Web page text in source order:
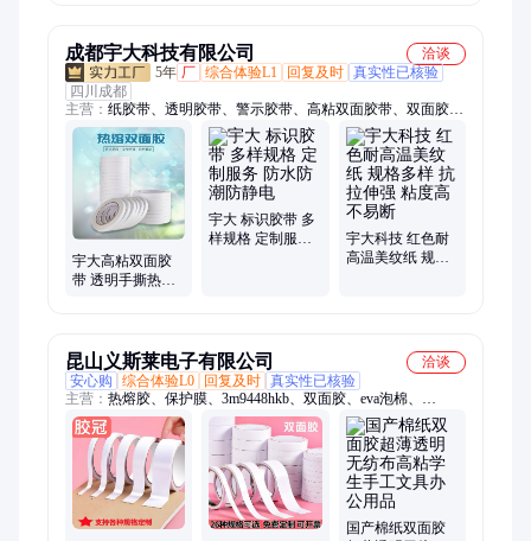
成都宇大科技有限公司
洽谈
5年 厂 综合体验L1 回复及时 真实性已核验
四川成都
主营： 纸胶带、透明胶带、警示胶带、高粘双面胶带、双面胶、
拉伸缠绕膜、警示语封箱带、美纹纸胶带、定位胶带、遮蔽膜、
布基胶带、防水胶带、缠绕膜、封箱胶带、地面保护膜、封口
胶、牛津补强带、纤维胶带、丁基胶带、玻璃纤维网格布、斑马
胶带、无纺布、和纸胶带、防水补漏胶带
宇大高粘双面胶
带 透明手撕热熔
宇大 标识胶带 多
样规格 定制服务
宇大科技 红色耐
高温美纹纸 规格
昆山义斯莱电子有限公司
洽谈
安心购
综合体验L0 回复及时 真实性已核验
主营： 热熔胶、保护膜、3m9448hkb、双面胶、eva泡棉、
tesa51026、无纺布、51136tesa、保险杠、软木带、eva背胶、pet
胶带、纸胶带、替代品、封口机、板电镀、pet双面、vhb胶带、
美纹纸、模切冲、聚乙烯、no.57115sb、4174胶带、4657胶垫、
tesa胶带
国产棉纸双面胶